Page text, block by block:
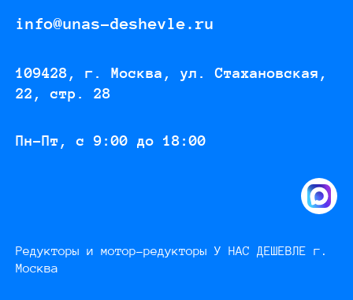
info@unas-deshevle.ru
109428, г. Москва, ул. Стахановская,
22, стр. 28
Пн-Пт, с 9:00 до 18:00
Редукторы и мотор-редукторы У НАС ДЕШЕВЛЕ г.
Москва